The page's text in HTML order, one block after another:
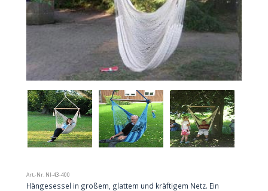
Art.-Nr. NI-43-400
Hängesessel in großem, glattem und kräftigem Netz. Ein